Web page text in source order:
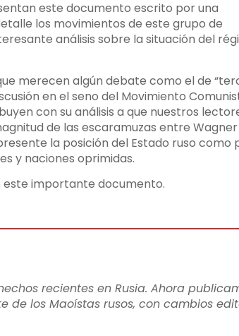
este documento escrito por una
los movimientos de este grupo de
análisis sobre la situación del
merecen algún debate como el de
en el seno del Movimiento
con su análisis a que nuestros
de las escaramuzas entre Wagner
la posición del Estado ruso como
y naciones oprimidas.
este importante documento.
recientes en Rusia. Ahora
los Maoístas rusos, con cambios